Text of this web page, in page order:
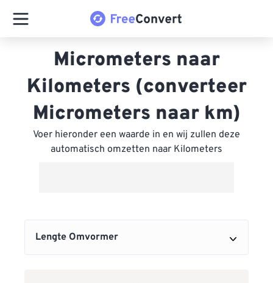
Micrometers naar
Kilometers (converteer
Micrometers naar km)
Voer hieronder een waarde in en wij zullen deze
automatisch omzetten naar Kilometers